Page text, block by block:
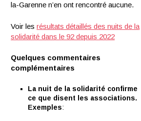
la-Garenne n’en ont rencontré aucune.
Voir lesrésultats détaillés des nuits de la
solidarité dans le 92 depuis 2022
Quelques commentaires
complémentaires
La nuit de la solidarité confirme
ce que disent les associations.
Exemples: